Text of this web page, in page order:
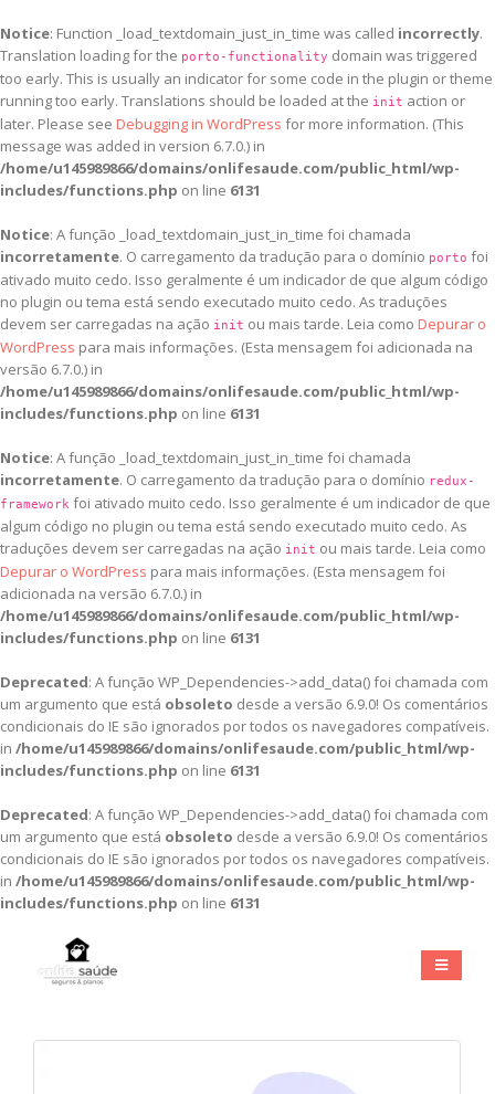
Notice: Function _load_textdomain_just_in_time was called incorrectly.
Translation loading for the porto-functionality domain was triggered
too early. This is usually an indicator for some code in the plugin or theme
running too early. Translations should be loaded at the init action or
later. Please see Debugging in WordPress for more information. (This
message was added in version 6.7.0.) in
/home/u145989866/domains/onlifesaude.com/public_html/wp-
includes/functions.php on line 6131
Notice: A função _load_textdomain_just_in_time foi chamada
incorretamente. O carregamento da tradução para o domínio porto foi
ativado muito cedo. Isso geralmente é um indicador de que algum código
no plugin ou tema está sendo executado muito cedo. As traduções
devem ser carregadas na ação init ou mais tarde. Leia como Depurar o
WordPress para mais informações. (Esta mensagem foi adicionada na
versão 6.7.0.) in
/home/u145989866/domains/onlifesaude.com/public_html/wp-
includes/functions.php on line 6131
Notice: A função _load_textdomain_just_in_time foi chamada
incorretamente. O carregamento da tradução para o domínio redux-
framework foi ativado muito cedo. Isso geralmente é um indicador de que
algum código no plugin ou tema está sendo executado muito cedo. As
traduções devem ser carregadas na ação init ou mais tarde. Leia como
Depurar o WordPress para mais informações. (Esta mensagem foi
adicionada na versão 6.7.0.) in
/home/u145989866/domains/onlifesaude.com/public_html/wp-
includes/functions.php on line 6131
Deprecated: A função WP_Dependencies->add_data() foi chamada com
um argumento que está obsoleto desde a versão 6.9.0! Os comentários
condicionais do IE são ignorados por todos os navegadores compatíveis.
in /home/u145989866/domains/onlifesaude.com/public_html/wp-
includes/functions.php on line 6131
Deprecated: A função WP_Dependencies->add_data() foi chamada com
um argumento que está obsoleto desde a versão 6.9.0! Os comentários
condicionais do IE são ignorados por todos os navegadores compatíveis.
in /home/u145989866/domains/onlifesaude.com/public_html/wp-
includes/functions.php on line 6131